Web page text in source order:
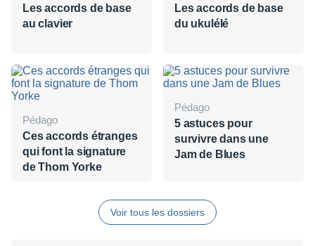
Les accords de base
au clavier
Les accords de base
du ukulélé
Pédago
Ces accords étranges
qui font la signature
de Thom Yorke
Pédago
5 astuces pour
survivre dans une
Jam de Blues
Voir tous les dossiers